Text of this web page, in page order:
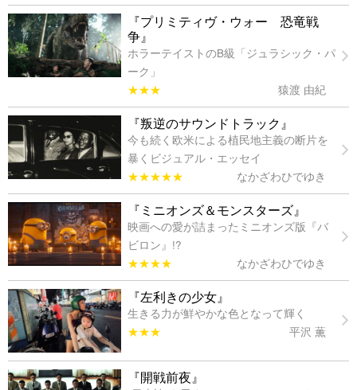
『プリミティヴ・ウォー 恐竜戦
争』
ホラーテイストのB級「ジュラシック・パ
ーク」
★★★
猿渡 由紀
『叛逆のサウンドトラック』
今も続く欧米による植民地主義の断片を
暴くビジュアル・エッセイ
★★★★★
なかざわひでゆき
『ミニオンズ＆モンスターズ』
映画への愛が詰まったミニオンズ版『バ
ビロン』!?
★★★★
なかざわひでゆき
『左利きの少女』
生きる力が鮮やかな色となって輝く
★★★
平沢 薫
『開戦前夜』